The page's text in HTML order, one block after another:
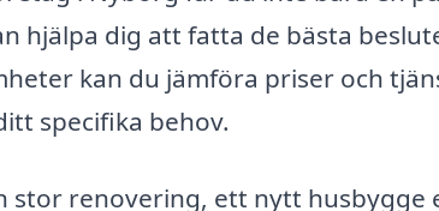
hjälpa dig att fatta de bästa
kan du jämföra priser och
specifika behov.
stor renovering, ett nytt husbygge